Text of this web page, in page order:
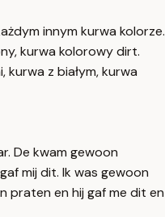
innym kurwa kolorze.
kurwa kolorowy dirt.
kurwa z białym, kurwa
De kwam gewoon
mij dit. Ik was gewoon
praten en hij gaf me dit en